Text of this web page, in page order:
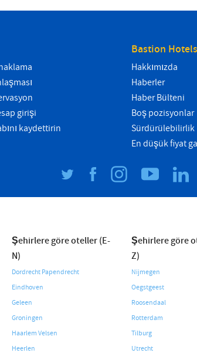
girişi
kaydettirin
Bastion
Hakkımızda
Haberler
Haber Bülteni
Boş pozisyonlar
Sürdürülebilirlik
En düşük fiyat
Şehirlere göre oteller (E-
N)
Dordrecht Papendrecht
Eindhoven
Geleen
Groningen
Haarlem Velsen
Heerlen
Şehirlere göre
Z)
Nijmegen
Oegstgeest
Roosendaal
Rotterdam
Tilburg
Utrecht